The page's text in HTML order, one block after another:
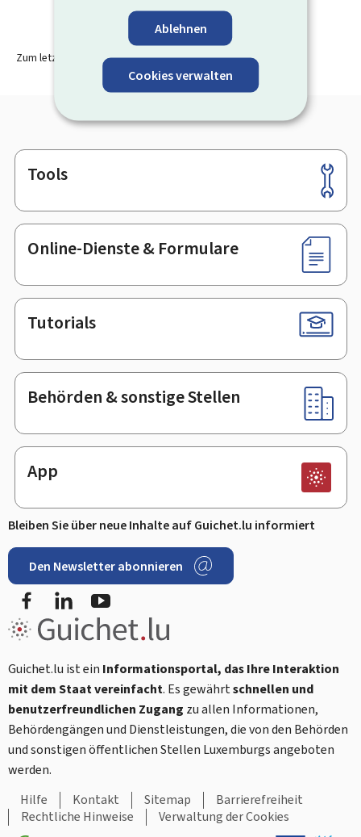
Ablehnen
Cookies verwalten
Zum letzten Mal aktualisiert am02.08.2024
Footer
Tools
Online-Dienste & Formulare
Tutorials
Behörden & sonstige Stellen
App
Bleiben Sie über neue Inhalte auf Guichet.lu informiert
Den Newsletter abonnieren
FacebookLinkedIn
Guichet.lu ist ein Informationsportal, das Ihre Interaktion
mit dem Staat vereinfacht. Es gewährtschnellen und
benutzerfreundlichen Zugang zu allen Informationen,
Behördengängen und Dienstleistungen, die von den Behörden
und sonstigen öffentlichen Stellen Luxemburgs angeboten
werden.
Hilfe
Kontakt Sitemap
Barrierefreiheit
Rechtliche Hinweise
Verwaltung der Cookies